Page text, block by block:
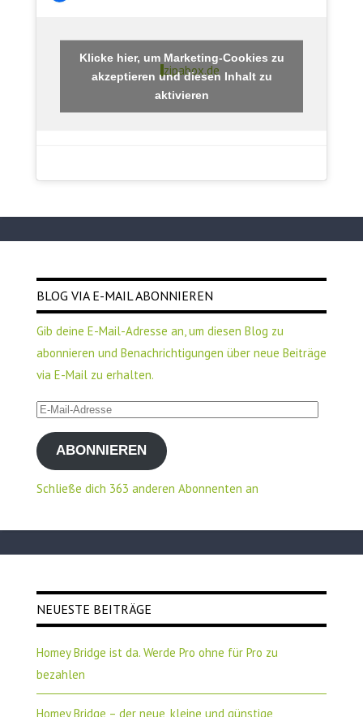
zipabox.de
Klicke hier, um Marketing-Cookies zu
akzeptieren und diesen Inhalt zu
aktivieren
BLOG VIA E-MAIL ABONNIEREN
Gib deine E-Mail-Adresse an, um diesen Blog zu
abonnieren und Benachrichtigungen über neue Beiträge
via E-Mail zu erhalten.
E-
Mail-
AdresseABONNIEREN
Schließe dich 363 anderen Abonnenten an
NEUESTE BEITRÄGE
Homey Bridge ist da. Werde Pro ohne für Pro zu
bezahlen
Homey Bridge – der neue, kleine und günstige